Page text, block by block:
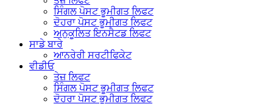
ਸਿੰਗਲ ਪੋਸਟ ਭੂਮੀਗਤ ਲਿਫਟ
ਦੋਹਰਾ ਪੋਸਟ ਭੂਮੀਗਤ ਲਿਫਟ
ਅਨੁਕੂਲਿਤ ਇਨਸੈਟਡ ਲਿਫਟ
ਸਾਡੇ ਬਾਰੇ
ਆਨਰੇਰੀ ਸਰਟੀਫਿਕੇਟ
ਵੀਡੀਓ
ਤੇਜ਼ ਲਿਫਟ
ਸਿੰਗਲ ਪੋਸਟ ਭੂਮੀਗਤ ਲਿਫਟ
ਦੋਹਰਾ ਪੋਸਟ ਭੂਮੀਗਤ ਲਿਫਟ